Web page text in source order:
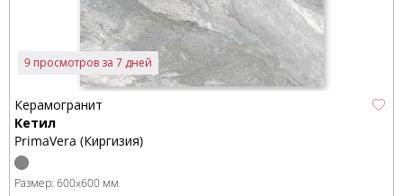
9 просмотров за 7 дней
Керамогранит
Кетил
PrimaVera (Киргизия)
Размер: 600x600 мм